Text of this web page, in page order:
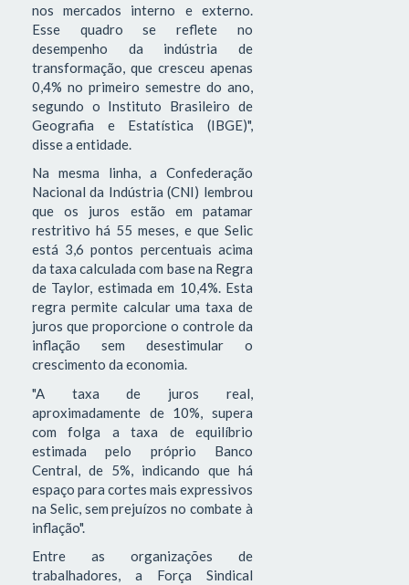
nos mercados interno e externo.
Esse quadro se reflete no
desempenho da indústria de
transformação, que cresceu apenas
0,4% no primeiro semestre do ano,
segundo o Instituto Brasileiro de
Geografia e Estatística (IBGE)",
disse a entidade.
Na mesma linha, a Confederação
Nacional da Indústria (CNI) lembrou
que os juros estão em patamar
restritivo há 55 meses, e que Selic
está 3,6 pontos percentuais acima
da taxa calculada com base na Regra
de Taylor, estimada em 10,4%. Esta
regra permite calcular uma taxa de
juros que proporcione o controle da
inflação sem desestimular o
crescimento da economia.
"A taxa de juros real,
aproximadamente de 10%, supera
com folga a taxa de equilíbrio
estimada pelo próprio Banco
Central, de 5%, indicando que há
espaço para cortes mais expressivos
na Selic, sem prejuízos no combate à
inflação".
Entre as organizações de
trabalhadores, a Força Sindical